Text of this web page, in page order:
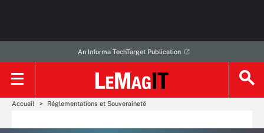
An Informa TechTarget Publication
Accueil Réglementations et Souveraineté